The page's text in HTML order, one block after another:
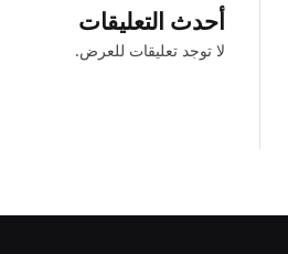
أحدث التعليقات
لا توجد تعليقات للعرض.